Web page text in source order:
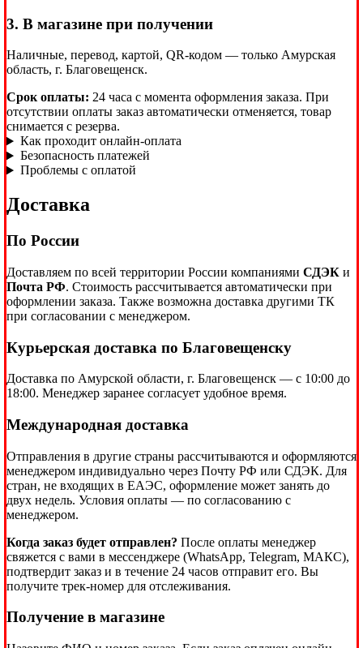
3. В магазине при получении
Наличные, перевод, картой, QR-кодом — только Амурская
область, г. Благовещенск.
Срок оплаты: 24 часа с момента оформления заказа. При
отсутствии оплаты заказ автоматически отменяется, товар
снимается с резерва.
Как проходит онлайн-оплата
Безопасность платежей
Проблемы с оплатой
Доставка
По России
Доставляем по всей территории России компаниями СДЭК и
Почта РФ. Стоимость рассчитывается автоматически при
оформлении заказа. Также возможна доставка другими ТК
при согласовании с менеджером.
Курьерская доставка по Благовещенску
Доставка по Амурской области, г. Благовещенск — с 10:00 до
18:00. Менеджер заранее согласует удобное время.
Международная доставка
Отправления в другие страны рассчитываются и оформляются
менеджером индивидуально через Почту РФ или СДЭК. Для
стран, не входящих в ЕАЭС, оформление может занять до
двух недель. Условия оплаты — по согласованию с
менеджером.
Когда заказ будет отправлен? После оплаты менеджер
свяжется с вами в мессенджере (WhatsApp, Telegram, МАКС),
подтвердит заказ и в течение 24 часов отправит его. Вы
получите трек-номер для отслеживания.
Получение в магазине